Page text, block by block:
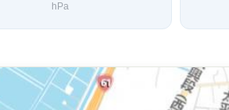
hPa